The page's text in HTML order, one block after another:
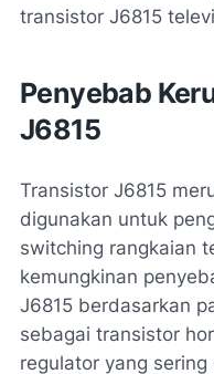
transistor J6815
Penyebab
J6815
Transistor J6815
digunakan untuk
switching rangkaian
kemungkinan
J6815 berdasarkan
sebagai transistor
regulator yang